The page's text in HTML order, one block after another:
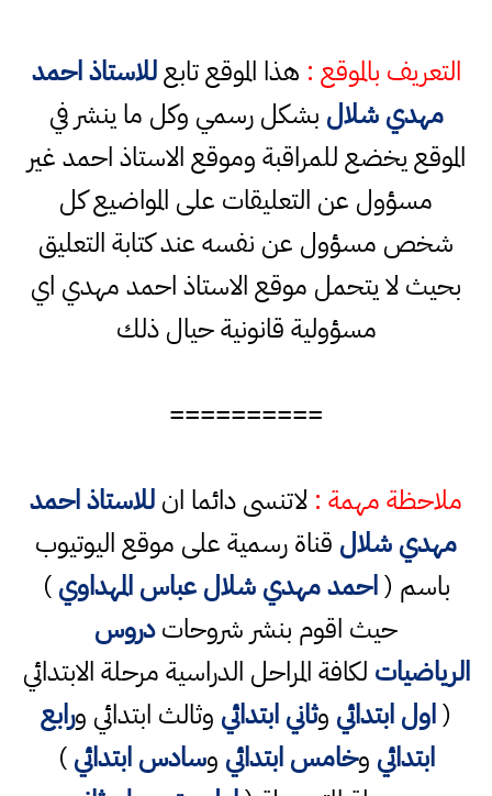
التعريف بالموقع : هذا الموقع تابعللاستاذ احمد
مهدي شلال بشكل رسمي وكل ما ينشر في
الموقع يخضع للمراقبة وموقع الاستاذ احمد غير
مسؤول عن التعليقات على المواضيع كل
شخص مسؤول عن نفسه عند كتابة التعليق
بحيث لا يتحمل موقع الاستاذ احمد مهدي اي
مسؤولية قانونية حيال ذلك
==========
ملاحظة مهمة : لاتنسى دائما انللاستاذ احمد
مهدي شلال قناة رسمية على موقع اليوتيوب
باسم (احمد مهدي شلال عباس المهداوي)
حيث اقوم بنشر شروحاتدروس
الرياضيات لكافة المراحل الدراسية مرحلة الابتدائي
(اول ابتدائي وثاني ابتدائي وثالث ابتدائي ورابع
ابتدائي وخامس ابتدائي وسادس ابتدائي)